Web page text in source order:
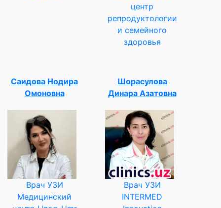
центр
репродуктологии
и семейного
здоровья
Саидова Нодира
Омоновна
Врач УЗИ
Медицинский
Шорасулова
Динара Азатовна
Врач УЗИ
INTERMED